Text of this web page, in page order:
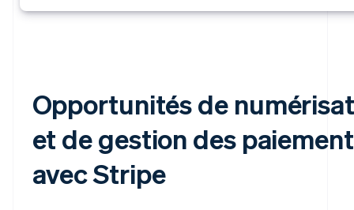
Opportunités de
et de gestion des
avec Stripe